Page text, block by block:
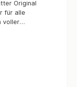
Original
für alle
voller